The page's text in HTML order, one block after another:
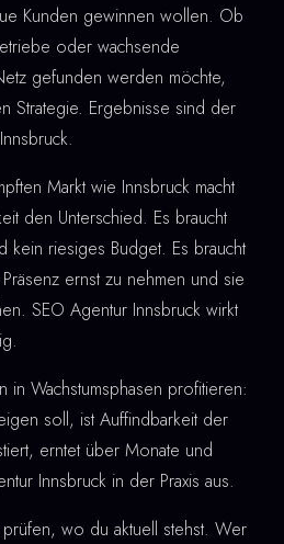
Kunden gewinnen wollen. Ob
oder wachsende
gefunden werden möchte,
Strategie. Ergebnisse sind der
Markt wie Innsbruck macht
den Unterschied. Es braucht
kein riesiges Budget. Es braucht
ernst zu nehmen und sie
SEO Agentur Innsbruck wirkt
in Wachstumsphasen profitieren:
soll, ist Auffindbarkeit der
erntet über Monate und
Innsbruck in der Praxis aus.
wo du aktuell stehst. Wer